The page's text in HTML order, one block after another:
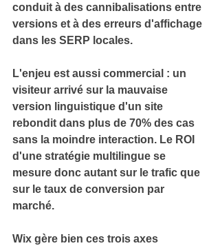
conduit à des cannibalisations entre
versions et à des erreurs d'affichage
dans les SERP locales.
L'enjeu est aussi commercial : un
visiteur arrivé sur la mauvaise
version linguistique d'un site
rebondit dans plus de 70% des cas
sans la moindre interaction. Le ROI
d'une stratégie multilingue se
mesure donc autant sur le trafic que
sur le taux de conversion par
marché.
Wix gère bien ces trois axes